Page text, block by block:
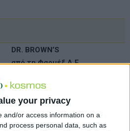
your privacy
and/or access information on a
process personal data, such as
DR. BROWN’S
από τη Φαρµέξ Α.Ε.
Το µπιµπερό µε
εσωτερικό σύστηµα
φυσικής ροής αέρα Dr.
Brown’s περιορίζει το